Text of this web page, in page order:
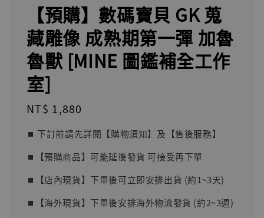
【預購】數碼寶貝 GK 蒐
藏雕像 成熟期第一彈 加魯
魯獸 [MINE 圖鑑補全工作
室]
Regular
NT$ 1,880
⏹︎ 下訂前請先詳閱【購物須知】及【售後服務】
⏹︎【預購商品】可能延後發貨 可接受再下單
⏹︎【店內現貨】下單後可立即安排出貨 (約1~3天)
⏹︎【海外現貨】下單後安排海外物流發貨 (約2~3週)